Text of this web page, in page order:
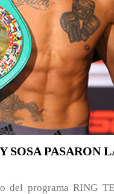
SOSA PASARON
del programa RING